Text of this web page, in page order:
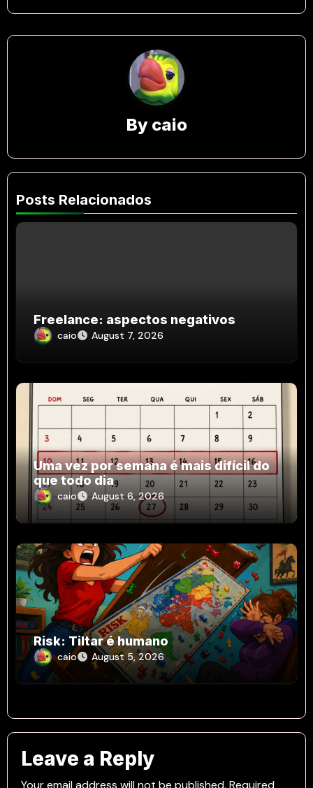
By caio
Posts Relacionados
Freelance: aspectos negativos
caio August 7, 2026
Uma vez por semana é mais difícil do
que todo dia
caio August 6, 2026
Risk: Tiltar é humano
caio August 5, 2026
Leave a Reply